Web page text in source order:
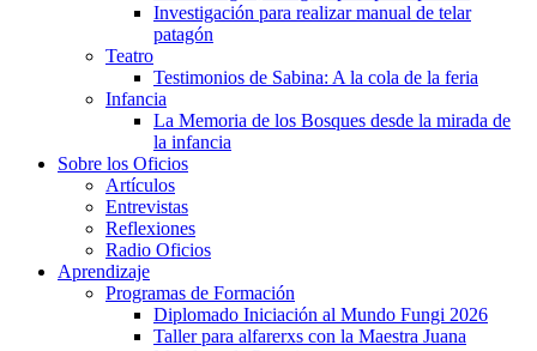
Investigación para realizar manual de telar
patagón
Teatro
Testimonios de Sabina: A la cola de la feria
Infancia
La Memoria de los Bosques desde la mirada de
la infancia
Sobre los Oficios
Artículos
Entrevistas
Reflexiones
Radio Oficios
Aprendizaje
Programas de Formación
Diplomado Iniciación al Mundo Fungi 2026
Taller para alfarerxs con la Maestra Juana